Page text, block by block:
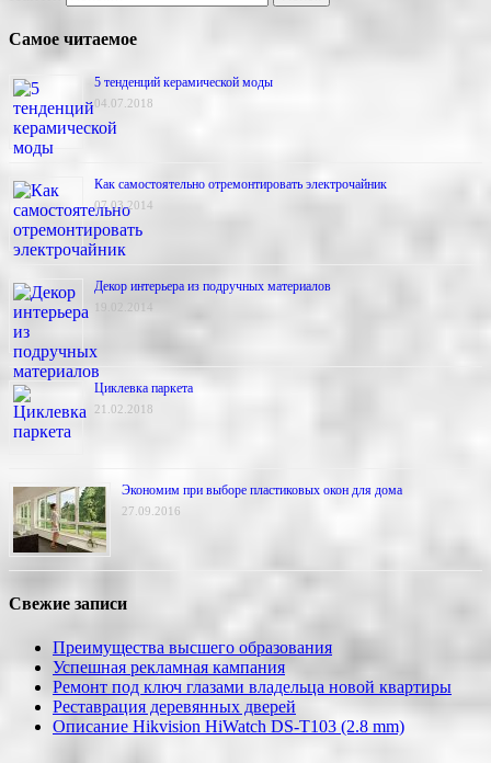
Самое читаемое
5 тенденций керамической моды
04.07.2018
Как самостоятельно отремонтировать электрочайник
07.03.2014
Декор интерьера из подручных материалов
Циклевка паркета
21.02.2018
Экономим при выборе пластиковых окон для дома
27.09.2016
Свежие записи
Преимущества высшего образования
Успешная рекламная кампания
Ремонт под ключ глазами владельца новой квартиры
Реставрация деревянных дверей
Описание Hikvision HiWatch DS-T103 (2.8 mm)